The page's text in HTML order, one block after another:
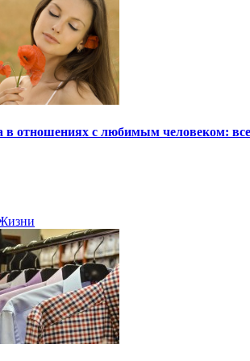
в отношениях с любимым человеком: